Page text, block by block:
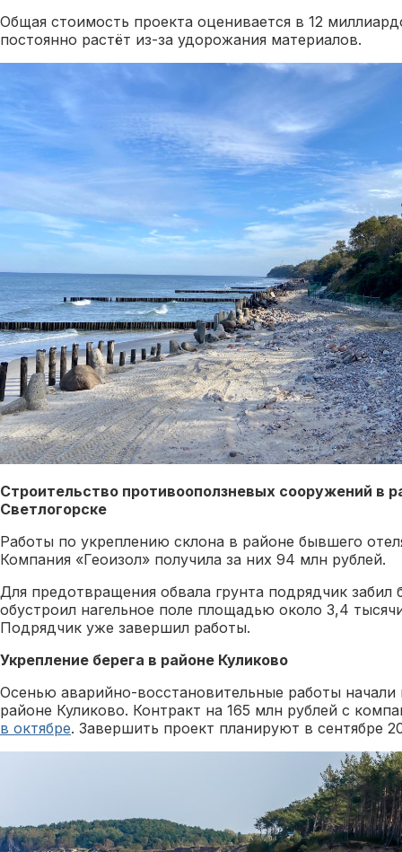
Общая стоимость проекта оценивается в 12
постоянно растёт из-за удорожания материалов.
Строительство противооползневых сооружений в
Светлогорске
Работы по укреплению склона в районе бывшего
Компания «Геоизол» получила за них 94 млн рублей.
Для предотвращения обвала грунта подрядчик забил
обустроил нагельное поле площадью около 3,4
Подрядчик уже завершил работы.
Укрепление берега в районе Куликово
Осенью аварийно-восстановительные работы начали
районе Куликово. Контракт на 165 млн рублей с
в октябре. Завершить проект планируют в сентябре